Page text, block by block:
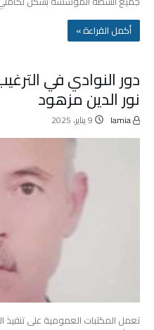
‫أكمل القراءة »‬
دور النوادي في
نور الدين مزهود
9 يناير، 2025
تعمل المكتبات العمومية على تنفيذ